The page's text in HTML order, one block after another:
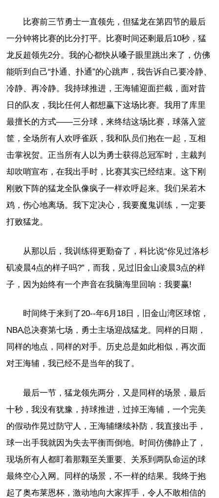
比赛前三节勇士一直领先，但猛龙在第四节的最后
一分钟将比赛的比分打平。比赛时间还剩最后10秒，猛
龙反超领先2分。我的心都快从嗓子眼里跳出来了，仿佛
能听到自己“扑通、扑通”的心跳声，我告诉自己要冷静、
冷静、再冷静。我持球推进，王海辅迎面拦截，面对昔
日的队友，我比任何人都想赢下这场比赛。我用了库里
最擅长的方式——三分球，来终结这场比赛，球落入篮
筐，全场所有人欢呼雀跃，我和队员们抱在一起，互相
击掌祝贺。正当所有人以为勇士获得总冠军时，主裁判
却吹哨宣布，在我出手时，比赛其实已经结束。这下刚
刚败下阵的猛龙全队像疯子一样欢呼起来。我们呆若木
鸡，伤心地离场。我下定决心，我要魔鬼训练，一定要
打败猛龙。
从那以后，我训练得更勤奋了，科比说“你见过洛杉
矶凌晨4点的样子吗?”，而我，见过旧金山凌晨3点的样
子，因为始终有一个声音在我脑海里回响：我要赢!
时间终于来到了20--年6月18日，旧金山湾区球馆，
NBA总决赛第七场，勇士主场迎战猛龙。同样的日期，
同样的地点，同样的对手。历史总是如此相似，再次面
对王海辅，我已经不是当年的我了。
最后一节，猛龙领先两分，又是同样的场景，最后
十秒，我没有犹豫，持球推进，过掉王海辅，一个完美
的假动作晃过防守人，王海辅继续补防，我直接出手，
球一出手我就因为失去平衡而倒地。时间仿佛静止了，
现场所有人都盯着那颗至关重要、关系到两队命运的球
最终空心入网。同样的场景，不一样的结果。我终于抱
起了奥布莱恩杯，激动地向大家挥手，令人不敢相信的